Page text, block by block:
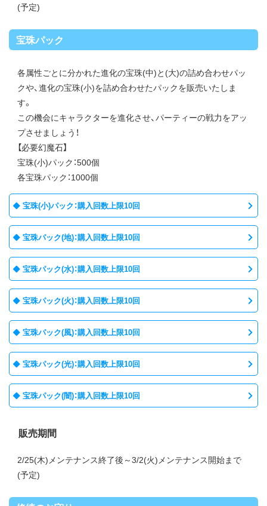
(予定)
宝珠パック
各属性ごとに分かれた進化の宝珠(中)と(大)の詰め合わせパッ
クや、進化の宝珠(小)を詰め合わせたパックを販売いたしま
す。
この機会にキャラクターを進化させ、パーティーの戦力をアッ
プさせましょう！
【必要幻魔石】
宝珠(小)パック：500個
各宝珠パック：1000個
宝珠(小)パック：購入回数上限10回
宝珠パック(地)：購入回数上限10回
宝珠パック(水)：購入回数上限10回
宝珠パック(火)：購入回数上限10回
宝珠パック(風)：購入回数上限10回
宝珠パック(光)：購入回数上限10回
宝珠パック(闇)：購入回数上限10回
販売期間
2/25(木)メンテナンス終了後～3/2(火)メンテナンス開始まで
(予定)